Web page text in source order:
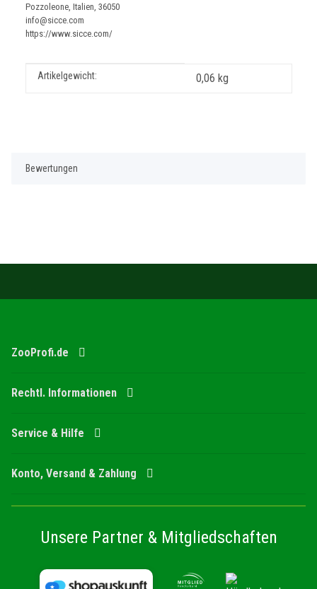
Pozzoleone, Italien, 36050
info@sicce.com
https://www.sicce.com/
Produkteigenschaft
Wert
Artikelgewicht: 0,06 kg
Bewertungen
ZooProfi.de
Rechtl. Informationen
Service & Hilfe
Konto, Versand & Zahlung
Unsere Partner & Mitgliedschaften